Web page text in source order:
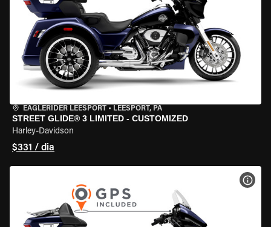
EAGLERIDER LEESPORT • LEESPORT, PA
STREET GLIDE® 3 LIMITED - CUSTOMIZED
Harley-Davidson
$331 / dia
VER